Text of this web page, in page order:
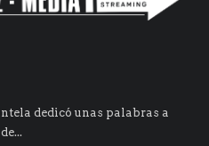
dedicó unas palabras a